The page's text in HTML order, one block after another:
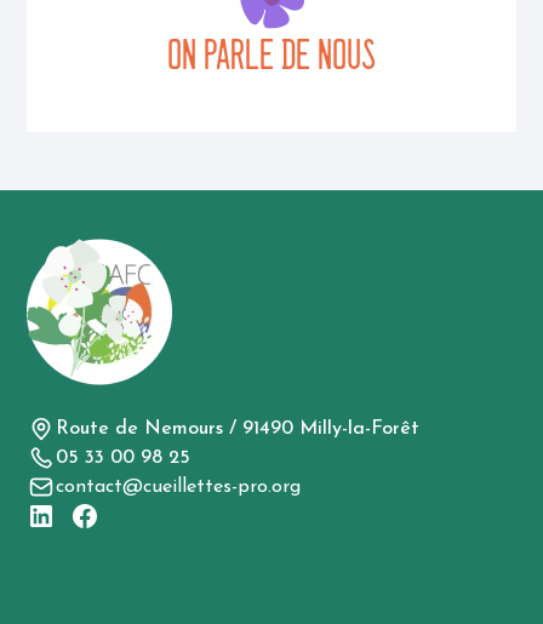
On parle de nous
Route de Nemours / 91490 Milly-la-Forêt
05 33 00 98 25
contact@cueillettes-pro.org